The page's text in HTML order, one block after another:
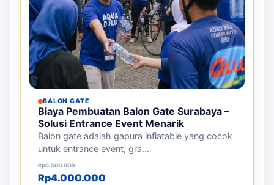
BALON GATE
Biaya Pembuatan Balon Gate Surabaya –
Solusi Entrance Event Menarik
Balon gate adalah gapura inflatable yang cocok
untuk entrance event, gra...
Rp6.500.000
Harga aslinya adalah: Rp6.500.000.
Rp4.000.000
Harga saat ini adalah: Rp4.000.000.